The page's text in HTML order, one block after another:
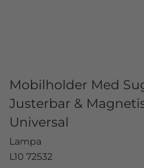
Mobilholder Med
Justerbar &
Universal
Lampa
L10 72532